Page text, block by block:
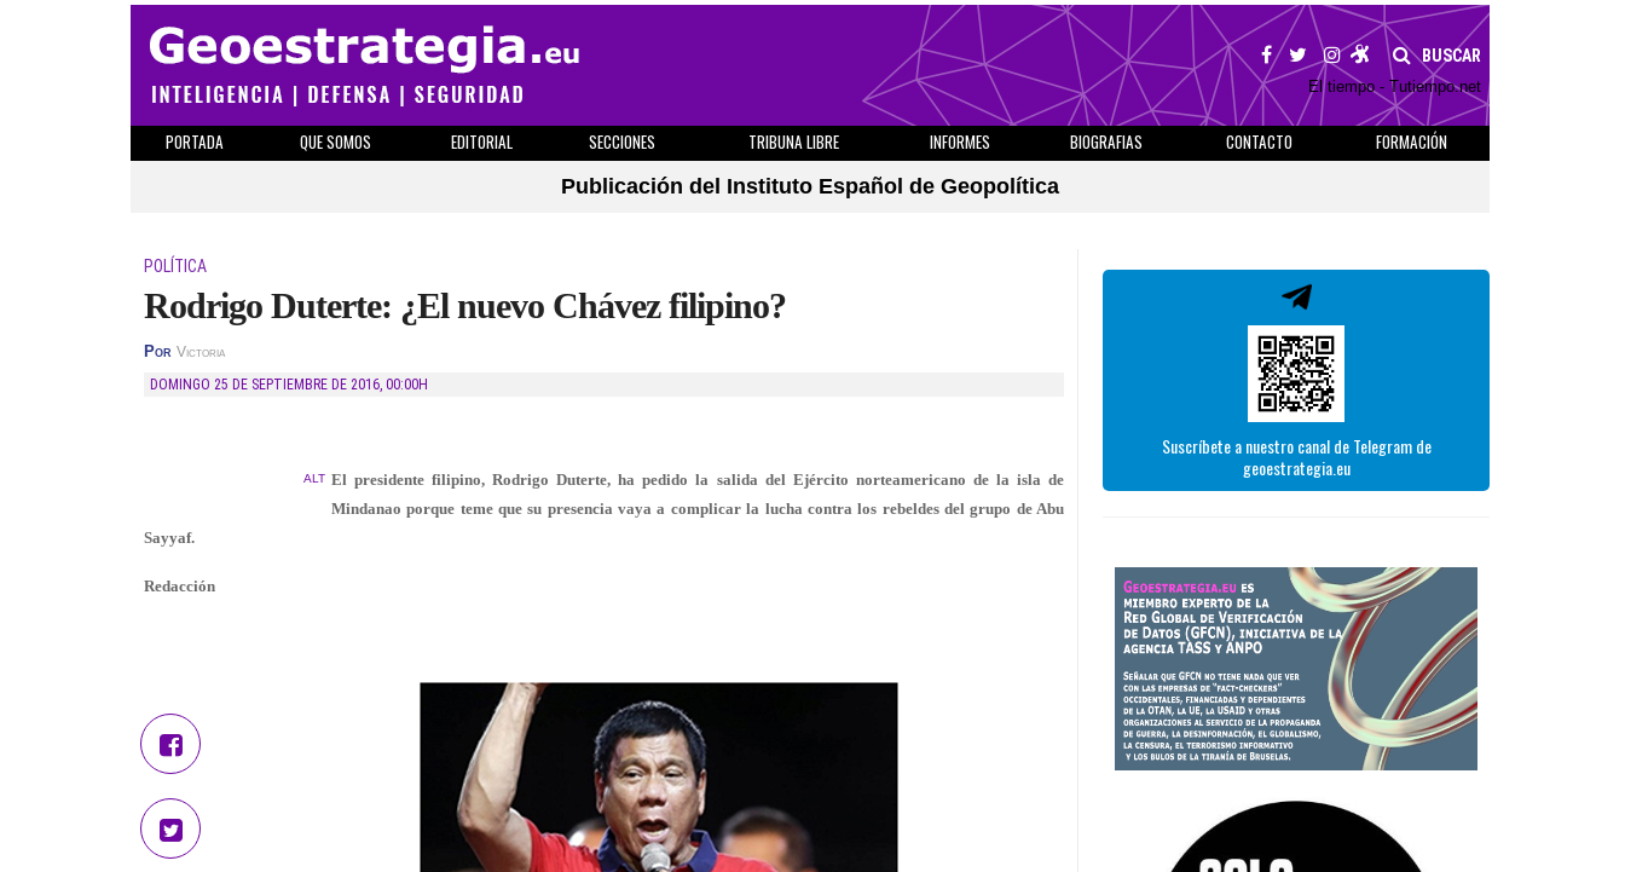
BUSCAR
El tiempo - Tutiempo.net
PORTADA QUE SOMOS EDITORIAL SECCIONES TRIBUNA LIBRE INFORMES BIOGRAFIAS CONTACTO
FORMACIÓN
Publicación del Instituto Español de Geopolítica
POLÍTICA
Rodrigo Duterte: ¿El nuevo Chávez filipino?
Por Victoria
DOMINGO 25 DE SEPTIEMBRE DE 2016, 00:00H
ALT El presidente filipino, Rodrigo Duterte, ha pedido la salida del Ejército norteamericano de la isla de
Mindanao porque teme que su presencia vaya a complicar la lucha contra los rebeldes del grupo de Abu
Sayyaf.
Redacción
Suscríbete a nuestro canal de Telegram de
geoestrategia.eu